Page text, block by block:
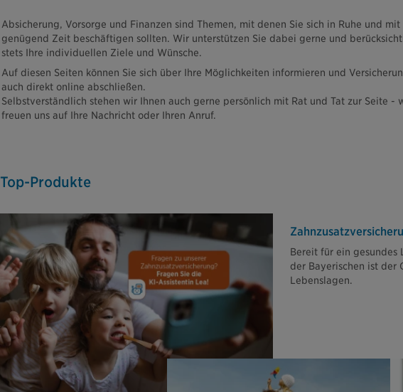
Absicherung, Vorsorge und Finanzen sind Themen, mit denen Sie sich in Ruhe und mit
genügend Zeit beschäftigen sollten. Wir unterstützen Sie dabei gerne und
stets Ihre individuellen Ziele und Wünsche.
Auf diesen Seiten können Sie sich über Ihre Möglichkeiten informieren und
auch direkt online abschließen.
Selbstverständlich stehen wir Ihnen auch gerne persönlich mit Rat und Tat zur Seite -
freuen uns auf Ihre Nachricht oder Ihren Anruf.
Top-Produkte
Bereit für ein gesundes
der Bayerischen ist der
Lebenslagen.